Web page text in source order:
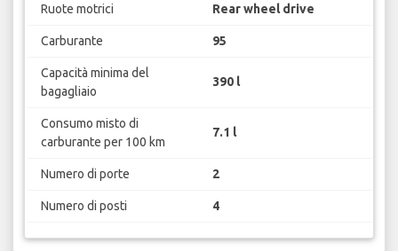
Ruote motrici Rear wheel drive
Carburante 95
Capacità minima del
bagagliaio
390 l
Consumo misto di
carburante per 100 km
7.1 l
Numero di porte 2
Numero di posti 4